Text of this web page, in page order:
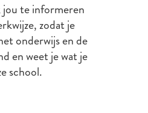
te informeren
zodat je
onderwijs en de
en weet je wat je
school.